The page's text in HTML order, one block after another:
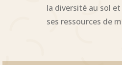
la diversité au sol
ses ressources de